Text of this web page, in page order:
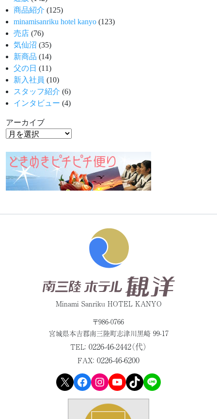
商品紹介 (125)
minamisanriku hotel kanyo (123)
売店 (76)
気仙沼 (35)
新商品 (14)
父の日 (11)
新入社員 (10)
スタッフ紹介 (6)
インタビュー (4)
アーカイブ
Minami Sanriku HOTEL KANYO
〒986-0766
宮城県本吉郡南三陸町志津川黒崎 99-17
TEL： 0226-46-2442（代）
FAX： 0226-46-6200
X Facebook Instagram YouTube TikTok LINE